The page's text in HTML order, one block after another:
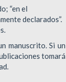
“en el
declarados”.
manuscrito. Si un
tomará